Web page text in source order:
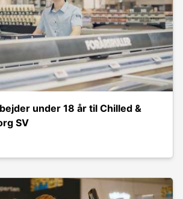
under 18 år til Chilled &
SV